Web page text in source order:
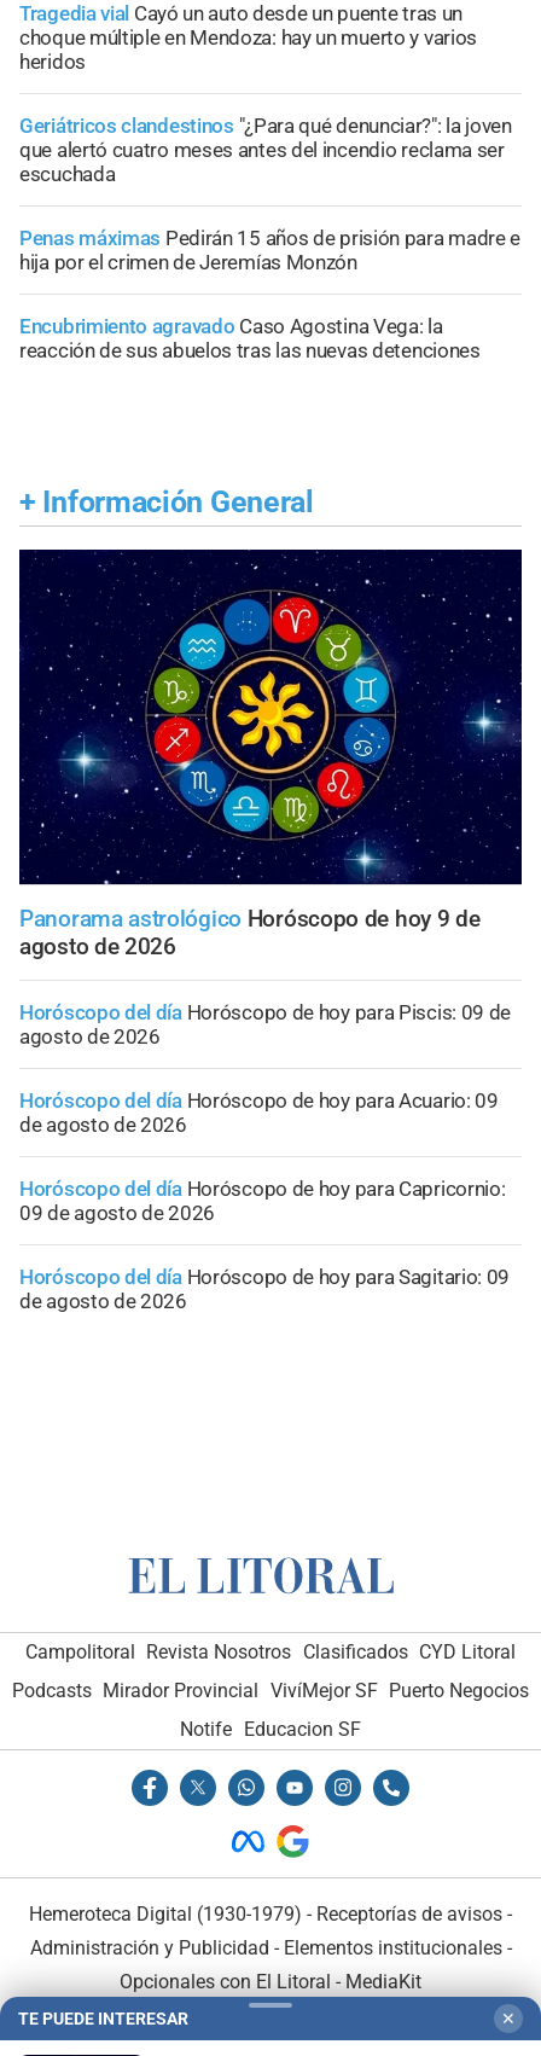
Tragedia vial Cayó un auto desde un puente tras un
choque múltiple en Mendoza: hay un muerto y varios
heridos
Geriátricos clandestinos "¿Para qué denunciar?": la joven
que alertó cuatro meses antes del incendio reclama ser
escuchada
Penas máximas Pedirán 15 años de prisión para madre e
hija por el crimen de Jeremías Monzón
Encubrimiento agravado Caso Agostina Vega: la
reacción de sus abuelos tras las nuevas detenciones
+ Información General
Panorama astrológico Horóscopo de hoy 9 de
agosto de 2026
Horóscopo del día Horóscopo de hoy para Piscis: 09 de
agosto de 2026
Horóscopo del día Horóscopo de hoy para Acuario: 09
de agosto de 2026
Horóscopo del día Horóscopo de hoy para Capricornio:
09 de agosto de 2026
Horóscopo del día Horóscopo de hoy para Sagitario: 09
de agosto de 2026
Campolitoral Revista Nosotros Clasificados CYD Litoral
Podcasts Mirador Provincial VivíMejor SF Puerto Negocios
Notife Educacion SF
Hemeroteca Digital (1930-1979) - Receptorías de avisos -
Administración y Publicidad - Elementos institucionales-
Opcionales con El Litoral - MediaKit
TE PUEDE INTERESAR ✕